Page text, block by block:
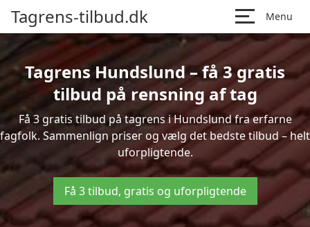
Tagrens-tilbud.dk Menu
Tagrens Hundslund – få 3 gratis
tilbud på rensning af tag
Få 3 gratis tilbud på tagrens i Hundslund fra erfarne
fagfolk. Sammenlign priser og vælg det bedste tilbud – helt
uforpligtende.
Få 3 tilbud, gratis og uforpligtende